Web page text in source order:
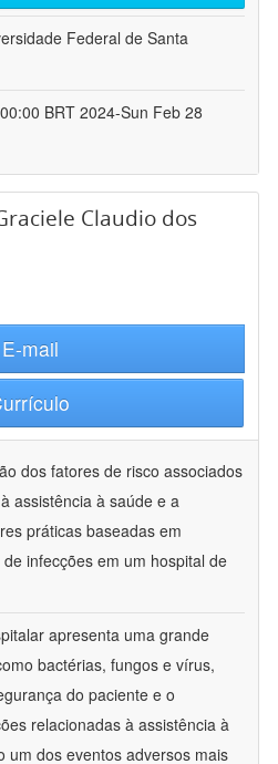
Federal de Santa
BRT 2024-Sun Feb 28
Claudio dos
E-mail
dos fatores de risco associados
assistência à saúde e a
práticas baseadas em
infecções em um hospital de
apresenta uma grande
bactérias, fungos e vírus,
do paciente e o
relacionadas à assistência à
um dos eventos adversos mais